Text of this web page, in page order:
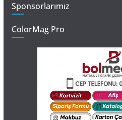
Sponsorlarımız
ColorMag Pro